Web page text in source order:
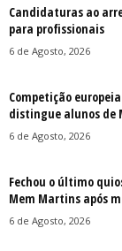
Candidaturas ao
para profissionais
6 de Agosto, 2026
Competição
distingue alunos de
6 de Agosto, 2026
Fechou o último
Mem Martins após
6 de Agosto, 2026